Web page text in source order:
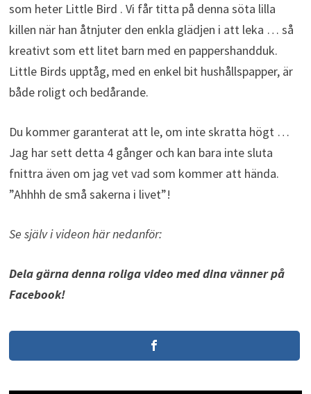
som heter Little Bird . Vi får titta på denna söta lilla
killen när han åtnjuter den enkla glädjen i att leka … så
kreativt som ett litet barn med en pappershandduk.
Little Birds upptåg, med en enkel bit hushållspapper, är
både roligt och bedårande.
Du kommer garanterat att le, om inte skratta högt …
Jag har sett detta 4 gånger och kan bara inte sluta
fnittra även om jag vet vad som kommer att hända.
”Ahhhh de små sakerna i livet”!
Se själv i videon här nedanför:
Dela gärna denna roliga video med dina vänner på
Facebook!